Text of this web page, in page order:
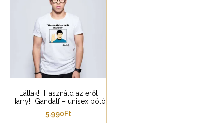
Látlak! „Használd az erőt
Harry!” Gandalf – unisex póló
5.990Ft